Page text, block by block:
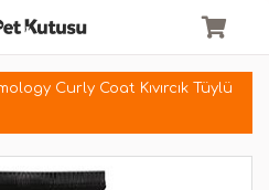
Curly Coat Kıvırcık Tüylü